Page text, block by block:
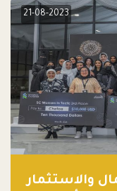
21-08-2023
والاستثمار